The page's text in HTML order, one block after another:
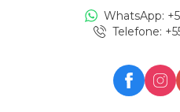
WhatsApp: +
Telefone: +